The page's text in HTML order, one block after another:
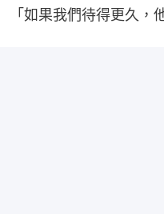
「如果我們待得更久，